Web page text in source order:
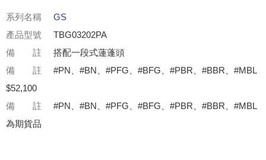
系列名稱
GS
產品型號
TBG03202PA
備 註
搭配一段式蓮蓬頭
備 註
#PN、#BN、#PFG、#BFG、#PBR、#BBR、#MBL
$52,100
備 註
#PN、#BN、#PFG、#BFG、#PBR、#BBR、#MBL
為期貨品